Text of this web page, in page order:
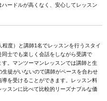
ードルが高くなく、安心してレッスン
度）と講師1名でレッスンを行うスタイ
士でも楽しく会話をしながら受講で
。マンツーマンレッスンでは講師と生
徒がいないので講師がペースを合わせ
を受けることができます。レッスン料
スンに比べて比較的リーズナブルな価